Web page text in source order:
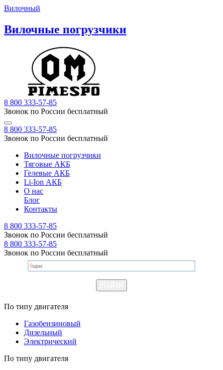
Вилочный
Вилочные погрузчики
8 800 333-57-85
Звонок по России бесплатный
8 800 333-57-85
Звонок по России бесплатный
Вилочные погрузчики
Тяговые АКБ
Гелевые АКБ
Li-Ion АКБ
О нас
Блог
Контакты
8 800 333-57-85
Звонок по России бесплатный
8 800 333-57-85
Звонок по России бесплатный
По типу двигателя
Газобензиновый
Дизельный
Электрический
По типу двигателя